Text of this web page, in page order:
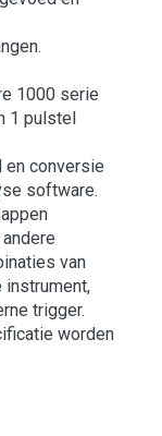
1000 serie
1 pulstel
en conversie
software.
van
trigger.
worden